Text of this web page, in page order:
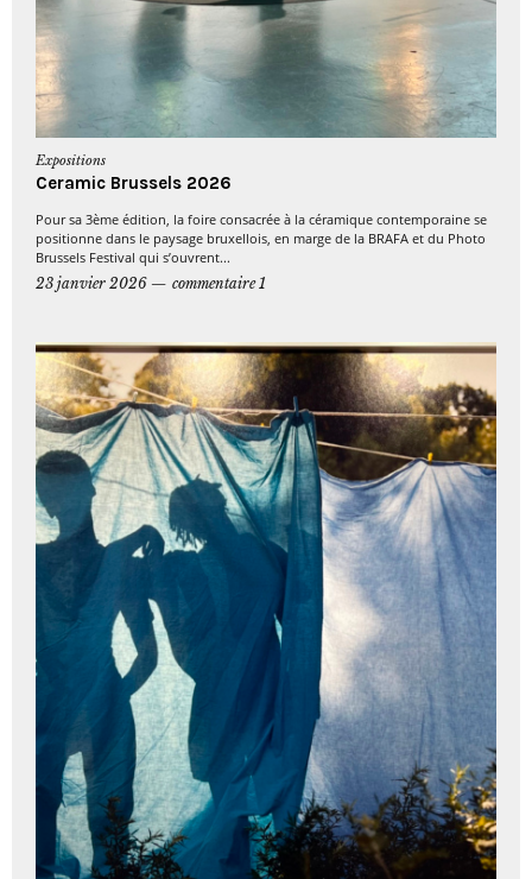
Expositions
Ceramic Brussels 2026
Pour sa 3ème édition, la foire consacrée à la céramique contemporaine se
positionne dans le paysage bruxellois, en marge de la BRAFA et du Photo
Brussels Festival qui s’ouvrent...
23 janvier 2026
commentaire 1